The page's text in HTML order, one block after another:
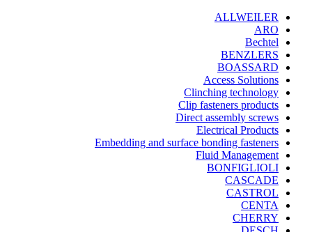
ALLWEILER
ARO
Bechtel
BENZLERS
BOASSARD
Access Solutions
Clinching technology
Clip fasteners products
Direct assembly screws
Electrical Products
Embedding and surface bonding fasteners
Fluid Management
BONFIGLIOLI
CASCADE
CASTROL
CENTA
CHERRY